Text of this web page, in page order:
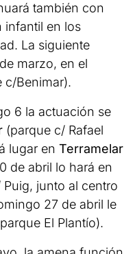
también con
infantil en los
La siguiente
marzo, en el
c/Benimar).
6 la actuación se
(parque c/ Rafael
lugar en Terramelar
de abril lo hará en
Puig, junto al centro
27 de abril le
El Plantío).